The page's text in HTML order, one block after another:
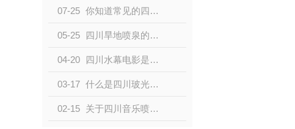
07-25 你知道常见的四川喷泉种类都有哪些吗？
05-25 四川旱地喷泉的优点有哪些？
04-20 四川水幕电影是如何制作形成的？
03-17 什么是四川玻光跳泉？
02-15 关于四川音乐喷泉的布线有何讲究呢？